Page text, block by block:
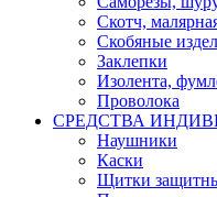
Скотч,
Скобяные
Заклепки
Изолента,
Проволока
СРЕДСТВА
Наушники
Каски
Щитки